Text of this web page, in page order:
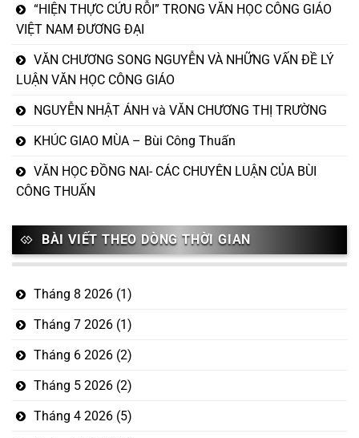
“HIỆN THỰC CỨU RỖI” TRONG VĂN HỌC CÔNG GIÁO
VIỆT NAM ĐƯƠNG ĐẠI
VĂN CHƯƠNG SONG NGUYỄN VÀ NHỮNG VẤN ĐỀ LÝ
LUẬN VĂN HỌC CÔNG GIÁO
NGUYỄN NHẬT ÁNH và VĂN CHƯƠNG THỊ TRƯỜNG
KHÚC GIAO MÙA – Bùi Công Thuấn
VĂN HỌC ĐỒNG NAI- CÁC CHUYÊN LUẬN CỦA BÙI
CÔNG THUẤN
BÀI VIẾT THEO DÒNG THỜI GIAN
Tháng 8 2026 (1)
Tháng 7 2026 (1)
Tháng 6 2026 (2)
Tháng 5 2026 (2)
Tháng 4 2026 (5)